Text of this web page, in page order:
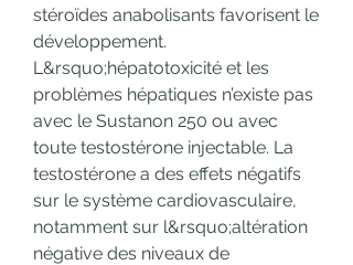
stéroïdes anabolisants favorisent le
développement.
L&rsquo;hépatotoxicité et les
problèmes hépatiques n’existe pas
avec le Sustanon 250 ou avec
toute testostérone injectable. La
testostérone a des effets négatifs
sur le système cardiovasculaire,
notamment sur l&rsquo;altération
négative des niveaux de